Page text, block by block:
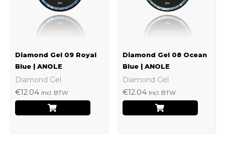
Diamond Gel 09 Royal
Blue | ANOLE
Diamond Gel
€12.04 Incl. BTW
Diamond Gel 08 Ocean
Blue | ANOLE
Diamond Gel
€12.04 Incl. BTW